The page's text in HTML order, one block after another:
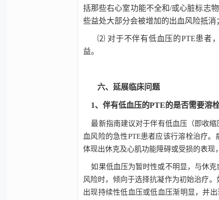
括那些右心室功能不全和/或心脏标志
些益处大部分会被增加的出血风险抵
⑵ 对于不伴有低血压的PTE患者
益。
六、延展临床问题
1、伴有低血压的PTE的是否需要溶
最新指南建议对于伴有低血压（即收缩
血风险的急性PTE患者应该行溶栓治疗。
体现出休克及心肌功能障碍或受损的表现
如果低血压为暂时性或不明显，与休克
风险时，倾向于选择抗凝作为初始治疗
出现持续性低血压或低血压渐明显，并